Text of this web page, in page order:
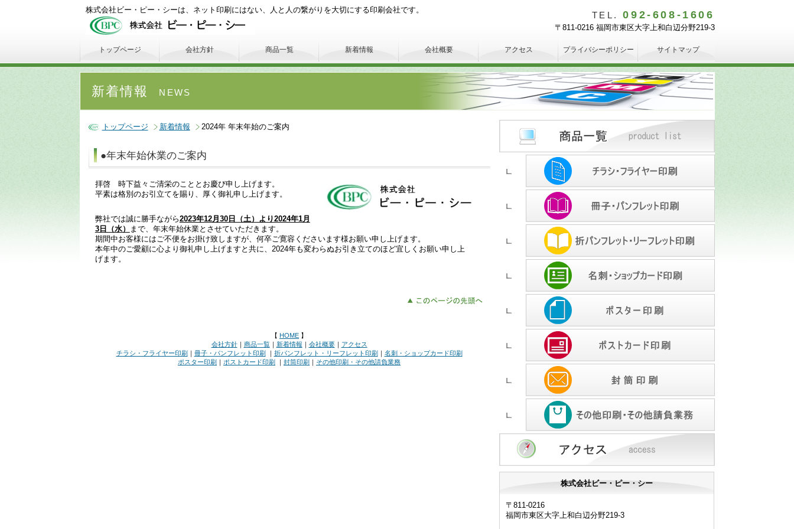
株式会社ビー・ピー・シーは、ネット印刷にはない、人と人の繋がりを大切にする印刷会社です。
TEL.092-608-1606
〒811-0216 福岡市東区大字上和白辺分野219-3
新着情報 NEWS
トップページ 新着情報 2024年 年末年始のご案内
●年末年始休業のご案内
拝啓 時下益々ご清栄のこととお慶び申し上げます。
平素は格別のお引立てを賜り、厚く御礼申し上げます。
弊社では誠に勝手ながら2023年12月30日（土）より2024年1月
3日（水）
まで、年末年始休業とさせていただきます。
期間中お客様にはご不便をお掛け致しますが、何卒ご寛容くださいます様お願い申し上げます。
本年中のご愛顧に心より御礼申し上げますと共に、2024年も変わらぬお引き立てのほど宜しくお願い申し上
げます。
【 HOME 】
会社方針｜ 商品一覧｜ 新着情報 ｜ 会社概要｜ アクセス
チラシ・フライヤー印刷 ｜ 冊子・パンフレット印刷 ｜ 折パンフレット・リーフレット印刷 ｜ 名刺・ショップカード印刷
ポスター印刷 ｜ ポストカード印刷 ｜ 封筒印刷 ｜ その他印刷・その他請負業務
トップページ 会社方針 商品一覧 新着情報 会社概要 アクセス プライバシーポリシー サイトマップ
株式会社ビー・ピー・シー
〒811-0216
福岡市東区大字上和白辺分野219-3